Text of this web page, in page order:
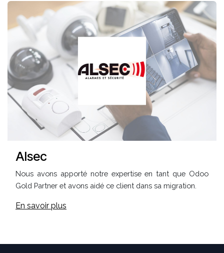
Alsec
Nous avons apporté notre expertise en tant que Odoo
Gold Partner et avons aidé ce client dans sa migration.
En savoir plus